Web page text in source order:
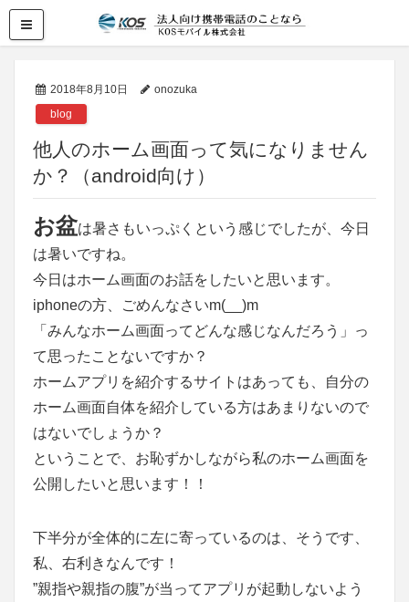
2018年8月10日
onozuka
blog
他人のホーム画面って気になりません
か？（android向け）
お盆は暑さもいっぷくという感じでしたが、今日
は暑いですね。
今日はホーム画面のお話をしたいと思います。
iphoneの方、ごめんなさいm(__)m
「みんなホーム画面ってどんな感じなんだろう」っ
て思ったことないですか？
ホームアプリを紹介するサイトはあっても、自分の
ホーム画面自体を紹介している方はあまりないので
はないでしょうか？
ということで、お恥ずかしながら私のホーム画面を
公開したいと思います！！
下半分が全体的に左に寄っているのは、そうです、
私、右利きなんです！
”親指や親指の腹”が当ってアプリが起動しないよう